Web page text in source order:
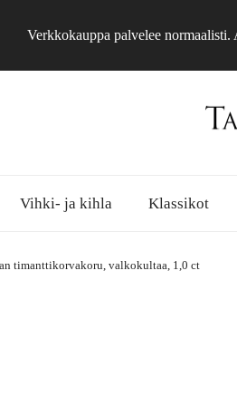
Verkkokauppa palvelee normaalisti.
Vihki- ja kihla Klassikot
timanttikorvakoru, valkokultaa, 1,0 ct